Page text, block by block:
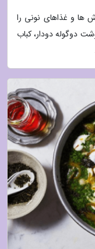
ها و غذاهای نونی را
دوگوله دودار، کباب